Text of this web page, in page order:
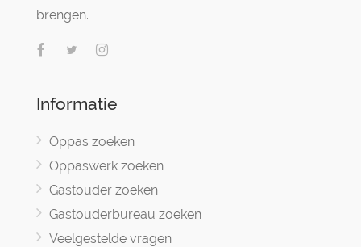
brengen.
Informatie
Oppas zoeken
Oppaswerk zoeken
Gastouder zoeken
Gastouderbureau zoeken
Veelgestelde vragen